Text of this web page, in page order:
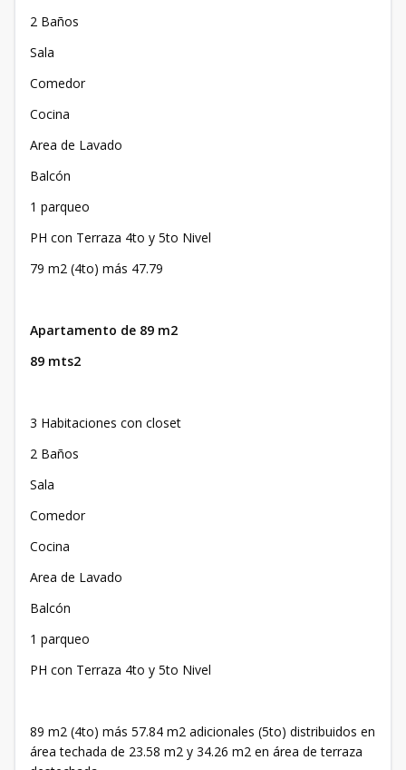
2 Baños
Sala
Comedor
Cocina
Area de Lavado
Balcón
1 parqueo
PH con Terraza 4to y 5to Nivel
79 m2 (4to) más 47.79
Apartamento de 89 m2
89 mts2
3 Habitaciones con closet
2 Baños
Sala
Comedor
Cocina
Area de Lavado
Balcón
1 parqueo
PH con Terraza 4to y 5to Nivel
89 m2 (4to) más 57.84 m2 adicionales (5to) distribuidos en
área techada de 23.58 m2 y 34.26 m2 en área de terraza